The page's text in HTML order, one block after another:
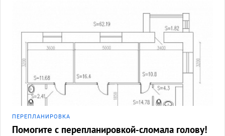
ПЕРЕПЛАНИРОВКА
Помогите с перепланировкой-сломала голову!